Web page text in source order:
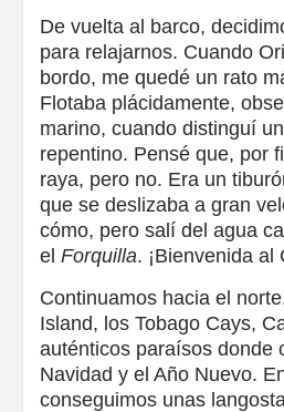
De vuelta al barco,
para relajarnos. Cuando
bordo, me quedé un rato
Flotaba plácidamente,
marino, cuando distinguí
repentino. Pensé que, por
raya, pero no. Era un
que se deslizaba a gran
cómo, pero salí del agua
el Forquilla. ¡Bienvenida al
Continuamos hacia el
Island, los Tobago Cays,
auténticos paraísos donde
Navidad y el Año Nuevo.
conseguimos unas